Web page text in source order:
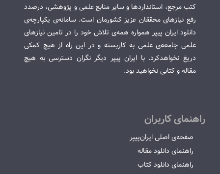
کتب مرجع، استانداردها و سایر منابع علمی و پژوهشی، درصدد
رفع نیازهای محققان عزیز کشورمان است. سامانه‌ی یکپارچه‌ی
دانلود ایران پیپر همواره همه‌ی تلاش خود را در تامین نیازهای
علمی جامعه‌ی علمی به کاربسته و در این راه از هیچ کمکی
دریغ نخواهدکرد. با ایران پیپر دیگر نگران دسترسی به هیچ
مقاله و کتابی نخواهید بود.
راهنمای کاربران
صفحه‌ی اصلی ایران‌پیپر
راهنمای دانلود مقاله
راهنمای دانلود کتاب